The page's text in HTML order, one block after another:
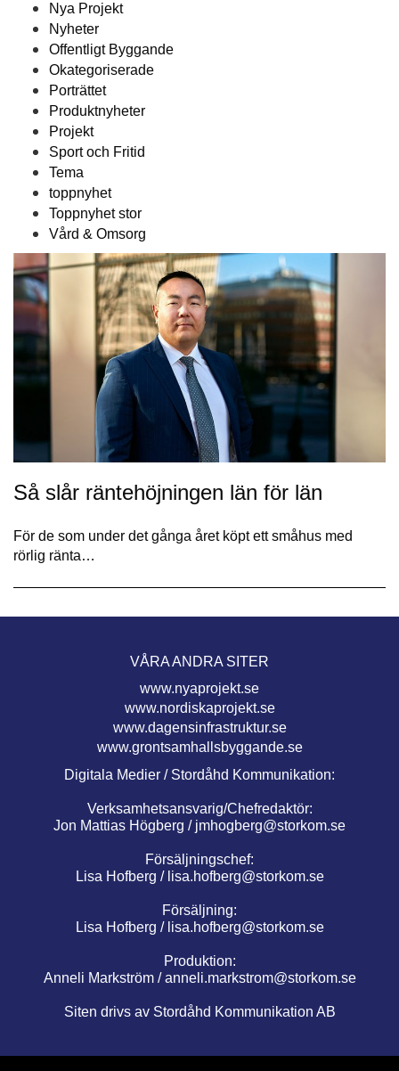
Nya Projekt
Nyheter
Offentligt Byggande
Okategoriserade
Porträttet
Produktnyheter
Projekt
Sport och Fritid
Tema
toppnyhet
Toppnyhet stor
Vård & Omsorg
Så slår räntehöjningen län för län
För de som under det gånga året köpt ett småhus med
rörlig ränta…
VÅRA ANDRA SITER
www.nyaprojekt.se
www.nordiskaprojekt.se
www.dagensinfrastruktur.se
www.grontsamhallsbyggande.se
Digitala Medier / Stordåhd Kommunikation:
Verksamhetsansvarig/Chefredaktör:
Jon Mattias Högberg / jmhogberg@storkom.se
Försäljningschef:
Lisa Hofberg / lisa.hofberg@storkom.se
Försäljning:
Lisa Hofberg / lisa.hofberg@storkom.se
Produktion:
Anneli Markström /anneli.markstrom@storkom.se
Siten drivs av Stordåhd Kommunikation AB